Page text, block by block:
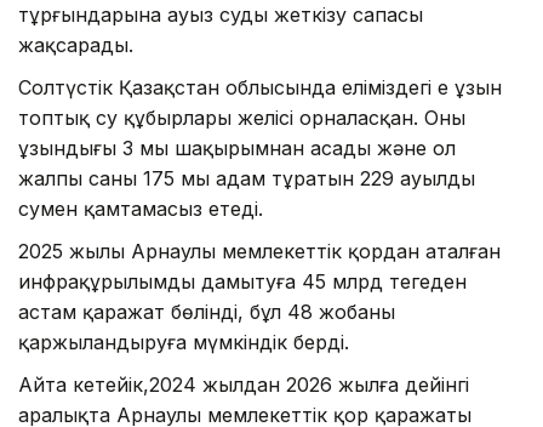
тұрғындарына ауыз суды жеткізу сапасы
жақсарады.
Солтүстік Қазақстан облысында еліміздегі ең ұзын
топтық су құбырлары желісі орналасқан. Оның
ұзындығы 3 мың шақырымнан асады және ол
жалпы саны 175 мың адам тұратын 229 ауылды
сумен қамтамасыз етеді.
2025 жылы Арнаулы мемлекеттік қордан аталған
инфрақұрылымды дамытуға 45 млрд теңгеден
астам қаражат бөлінді, бұл 48 жобаны
қаржыландыруға мүмкіндік берді.
Айта кетейік,2024 жылдан 2026 жылға дейінгі
аралықта Арнаулы мемлекеттік қор қаражаты